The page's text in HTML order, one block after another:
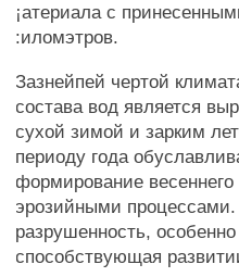
¡атериала с
:иломэтров.
Зазнейпей чертой
состава вод является
сухой зимой и зарким
периоду года
формирование
эрозийными
разрушенность,
способствующая